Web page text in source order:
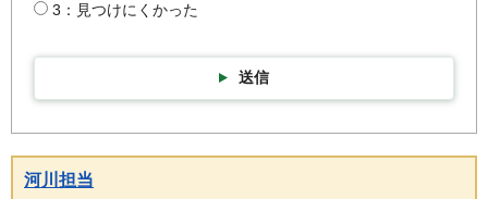
3：見つけにくかった
送信
河川担当